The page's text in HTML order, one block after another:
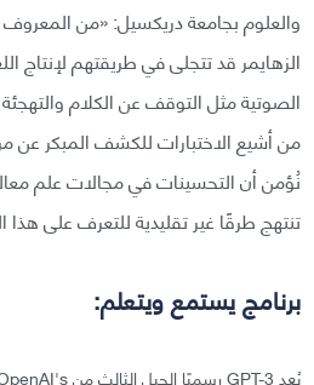
والعلوم بجامعة دريكسيل: «من
الزهايمر قد تتجلى في طريقتهم لإنتاج
الصوتية مثل التوقف عن الكلام
من أشيع الاختبارات للكشف المبكر
نُؤمن أن التحسينات في مجالات علم
تنتهج طرقًا غير تقليدية للتعرف على
برنامج يستمع ويتعلم: